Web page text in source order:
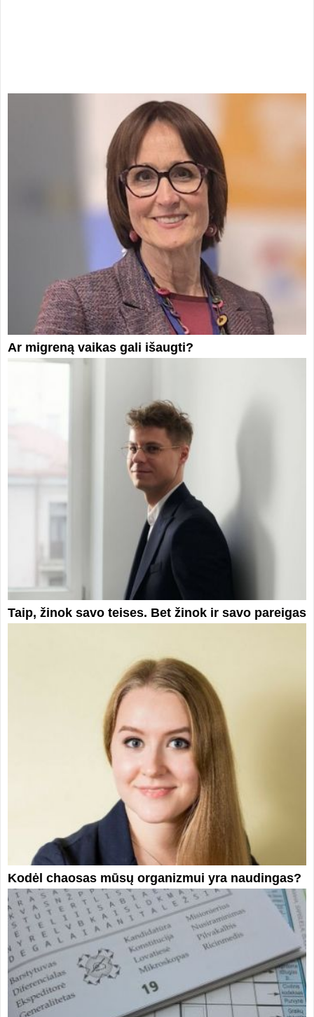
Ar migreną vaikas gali išaugti?
Taip, žinok savo teises. Bet žinok ir savo pareigas
Kodėl chaosas mūsų organizmui yra naudingas?